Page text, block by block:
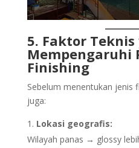
5. Faktor
Mempengaruhi
Finishing
Sebelum menentukan jenis
juga:
Lokasi geografis:
Wilayah panas → glossy